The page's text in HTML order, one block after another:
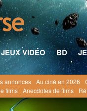
JEUX VIDÉO BD
annonces Au ciné en 2026
films Anecdotes de films
[1999]